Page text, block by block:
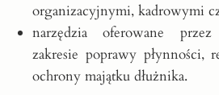
organizacyjnymi, kadrowymi
narzędzia oferowane
zakresie poprawy płynności,
ochrony majątku dłużnika.